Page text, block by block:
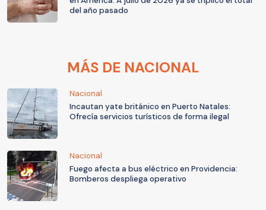
del año pasado
MÁS DE NACIONAL
Nacional
Incautan yate británico en Puerto Natales:
Ofrecía servicios turísticos de forma ilegal
Nacional
Fuego afecta a bus eléctrico en Providencia:
Bomberos despliega operativo